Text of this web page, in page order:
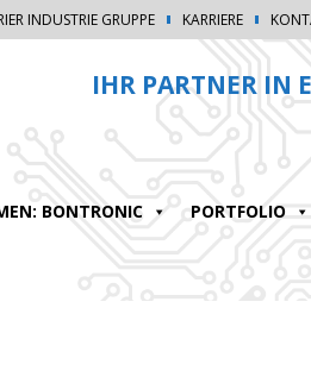
INDUSTRIE GRUPPE KARRIERE
IHR PARTNER IN
BONTRONIC PORTFOLIO